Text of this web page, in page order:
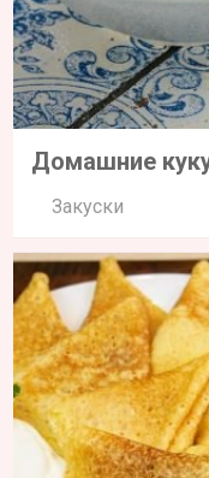
Домашние
Закуски